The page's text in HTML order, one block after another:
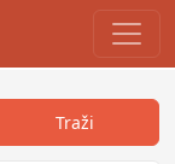
Traži